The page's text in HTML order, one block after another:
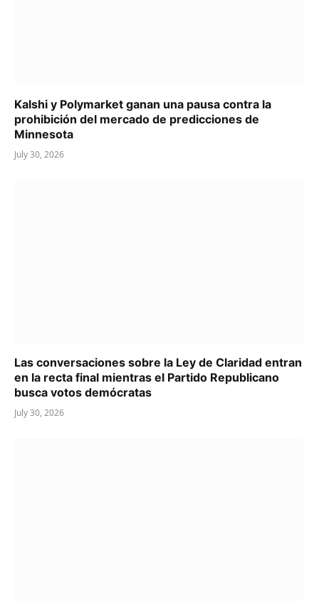
Kalshi y Polymarket ganan una pausa contra la
prohibición del mercado de predicciones de
Minnesota
July 30, 2026
Las conversaciones sobre la Ley de Claridad entran
en la recta final mientras el Partido Republicano
busca votos demócratas
July 30, 2026